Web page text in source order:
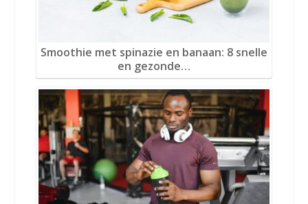
Smoothie met spinazie en banaan: 8 snelle
en gezonde…